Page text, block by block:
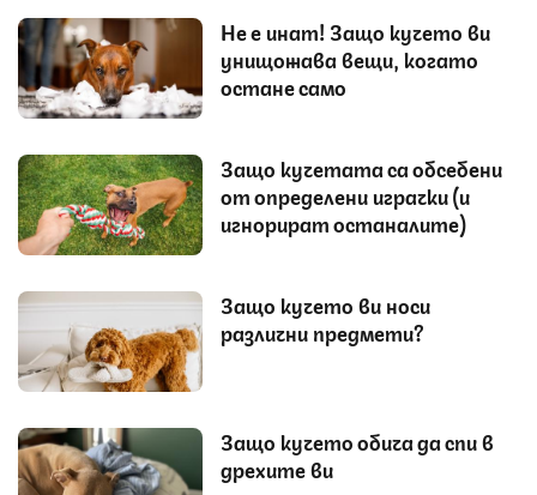
Не е инат! Защо кучето ви
унищожава вещи, когато
остане само
Защо кучетата са обсебени
от определени играчки (и
игнорират останалите)
Защо кучето ви носи
различни предмети?
Защо кучето обича да спи в
дрехите ви